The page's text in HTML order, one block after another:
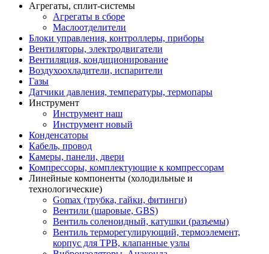
Агрегаты, сплит-системы
Агрегаты в сборе
Маслоотделители
Блоки управления, контроллеры, приборы
Вентиляторы, электродвигатели
Вентиляция, кондиционирование
Воздухоохладители, испарители
Газы
Датчики давления, температуры, термопары
Инструмент
Инструмент наш
Инструмент новый
Конденсаторы
Кабель, провод
Камеры, панели, двери
Компрессоры, комплектующие к компрессорам
Линейные компоненты (холодильные и
технологические)
Gomax (трубка, гайки, фитинги)
Вентили (шаровые, GBS)
Вентиль соленоидный, катушки (разъемы)
Вентиль терморегулирующий, термоэлемент,
корпус для ТРВ, клапанные узлы